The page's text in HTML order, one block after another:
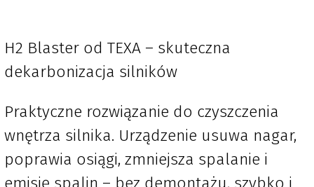
H2 Blaster od TEXA – skuteczna
dekarbonizacja silników
Praktyczne rozwiązanie do czyszczenia
wnętrza silnika. Urządzenie usuwa nagar,
poprawia osiągi, zmniejsza spalanie i
emisję spalin – bez demontażu, szybko i